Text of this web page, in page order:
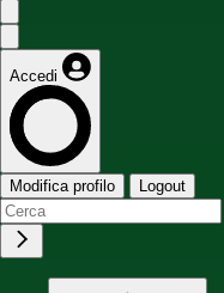
Accedi
Modifica profilo Logout